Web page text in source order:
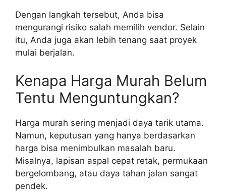
Dengan langkah tersebut, Anda bisa
mengurangi risiko salah memilih vendor. Selain
itu, Anda juga akan lebih tenang saat proyek
mulai berjalan.
Kenapa Harga Murah Belum
Tentu Menguntungkan?
Harga murah sering menjadi daya tarik utama.
Namun, keputusan yang hanya berdasarkan
harga bisa menimbulkan masalah baru.
Misalnya, lapisan aspal cepat retak, permukaan
bergelombang, atau daya tahan jalan sangat
pendek.